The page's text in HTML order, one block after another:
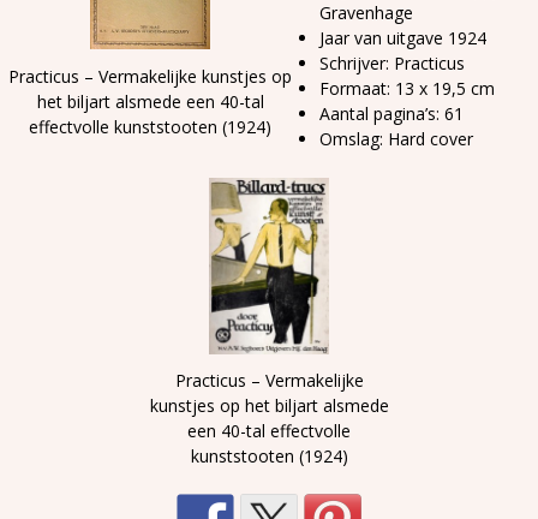
Practicus – Vermakelijke kunstjes op
het biljart alsmede een 40-tal
effectvolle kunststooten (1924)
Gravenhage
Jaar van uitgave 1924
Schrijver: Practicus
Formaat: 13 x 19,5 cm
Aantal pagina’s: 61
Omslag: Hard cover
Practicus – Vermakelijke
kunstjes op het biljart alsmede
een 40-tal effectvolle
kunststooten (1924)